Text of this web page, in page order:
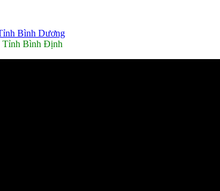
Bình Dương
Tỉnh Bình Định